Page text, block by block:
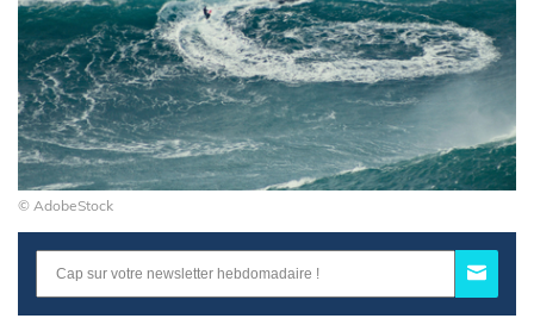
© AdobeStock